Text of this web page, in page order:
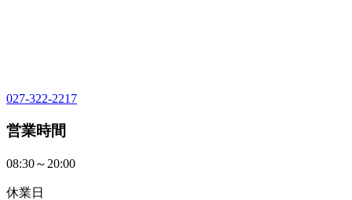
027-322-2217
営業時間
08:30～20:00
休業日